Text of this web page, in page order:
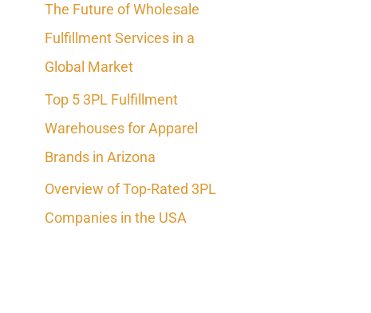
f
o
r
:
The Future of Wholesale
Fulfillment Services in a
Global Market
Top 5 3PL Fulfillment
Warehouses for Apparel
Brands in Arizona
Overview of Top-Rated 3PL
Companies in the USA